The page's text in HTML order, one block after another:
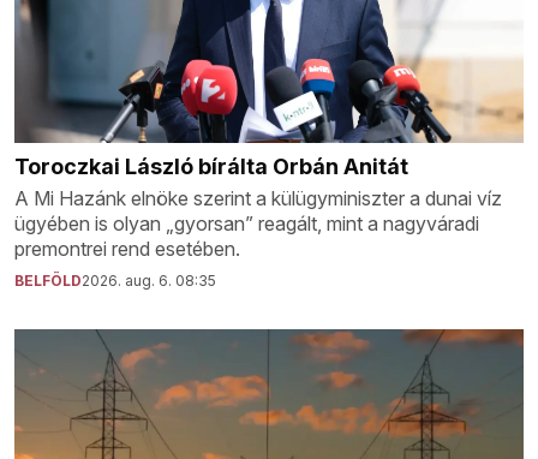
Toroczkai László bírálta Orbán Anitát
A Mi Hazánk elnöke szerint a külügyminiszter a dunai víz
ügyében is olyan „gyorsan” reagált, mint a nagyváradi
premontrei rend esetében.
BELFÖLD2026. aug. 6. 08:35